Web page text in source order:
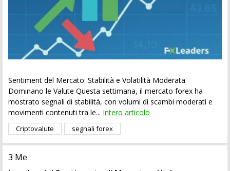
Sentiment del Mercato: Stabilità e Volatilità Moderata
Dominano le Valute Questa settimana, il mercato forex ha
mostrato segnali di stabilità, con volumi di scambi moderati e
movimenti contenuti tra le... Intero articolo
Criptovalute segnali forex
3 Me